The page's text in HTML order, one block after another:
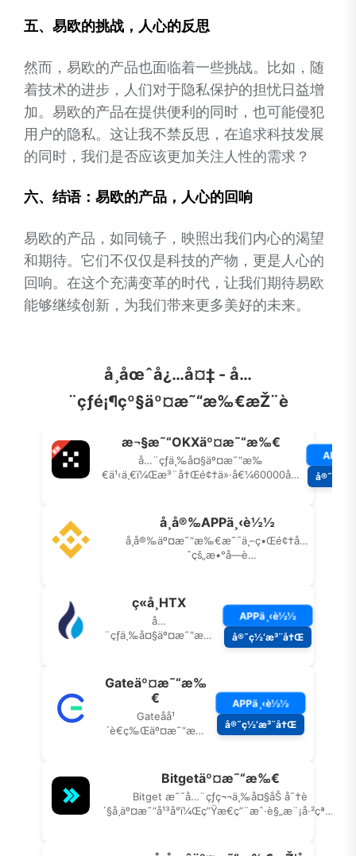
五、易欧的挑战，人心的反思
然而，易欧的产品也面临着一些挑战。比如，随
着技术的进步，人们对于隐私保护的担忧日益增
加。易欧的产品在提供便利的同时，也可能侵犯
用户的隐私。这让我不禁反思，在追求科技发展
的同时，我们是否应该更加关注人性的需求？
六、结语：易欧的产品，人心的回响
易欧的产品，如同镜子，映照出我们内心的渴望
和期待。它们不仅仅是科技的产物，更是人心的
回响。在这个充满变革的时代，让我们期待易欧
能够继续创新，为我们带来更多美好的未来。